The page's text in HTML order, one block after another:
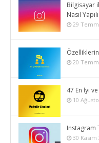
Bilgisayar
Nasıl
29
20
47 En İyi
10
Instagram
30 Kasım